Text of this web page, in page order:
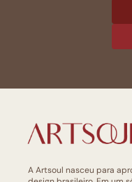
A Artsoul nasceu para